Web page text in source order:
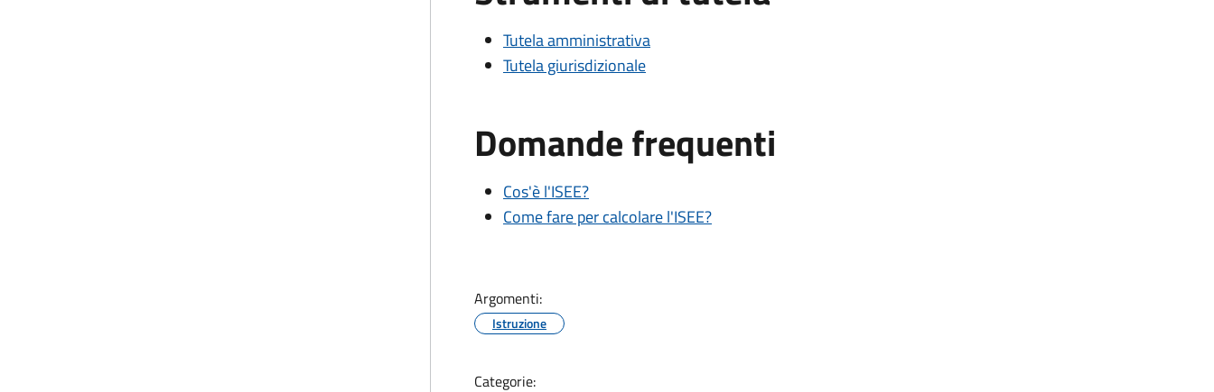
Tutela amministrativa
Tutela giurisdizionale
Domande frequenti
Cos'è l'ISEE?
Come fare per calcolare l'ISEE?
Argomenti:
Istruzione
Categorie: